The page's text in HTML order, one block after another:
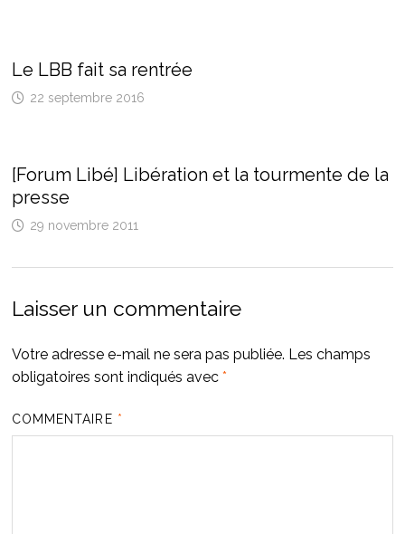
Le LBB fait sa rentrée
22 septembre 2016
[Forum Libé] Libération et la tourmente de la
presse
29 novembre 2011
Laisser un commentaire
Votre adresse e-mail ne sera pas publiée. Les champs
obligatoires sont indiqués avec *
COMMENTAIRE *